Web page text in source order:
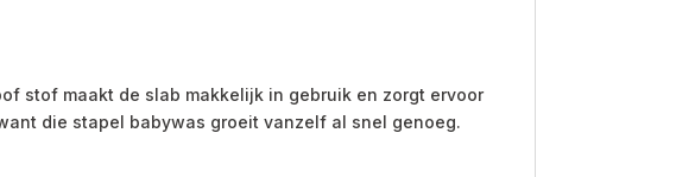
stof maakt de slab makkelijk in gebruik en zorgt ervoor
die stapel babywas groeit vanzelf al snel genoeg.